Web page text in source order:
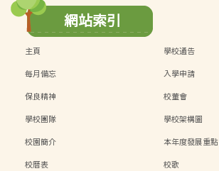
網站索引
主頁
學校通告
每月備忘
入學申請
保良精神
校董會
學校團隊
學校架構圖
校園簡介
本年度發展重點
校曆表
校歌